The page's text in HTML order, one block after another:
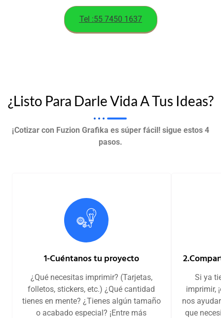
Tel :55 7450 1637
¿Listo Para Darle Vida A Tus Ideas?
¡Cotizar con Fuzion Grafika es súper fácil! sigue estos 4
pasos.
1-Cuéntanos tu proyecto
¿Qué necesitas imprimir? (Tarjetas,
folletos, stickers, etc.) ¿Qué cantidad
tienes en mente? ¿Tienes algún tamaño
o acabado especial? ¡Entre más
Si ya
imprimir,
nos
que